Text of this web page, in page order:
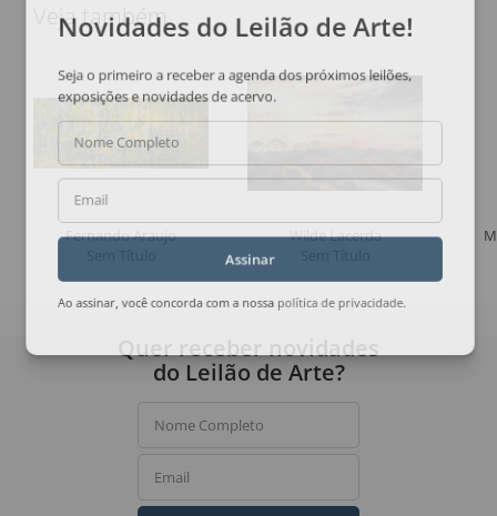
Veja também
Fernando Araujo
Wilde Lacerda
Novidades do Leilão de Arte!
Seja o primeiro a receber a agenda dos próximos leilões,
exposições e novidades de acervo.
Nome Completo
Email
Assinar
Ao assinar, você concorda com a nossa política de privacidade
Quer receber novidades
do Leilão de Arte?
Nome Completo
Email